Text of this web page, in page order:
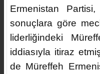
Ermenistan
sonuçlara göre
liderliğindeki
iddiasıyla itiraz
de Müreffeh